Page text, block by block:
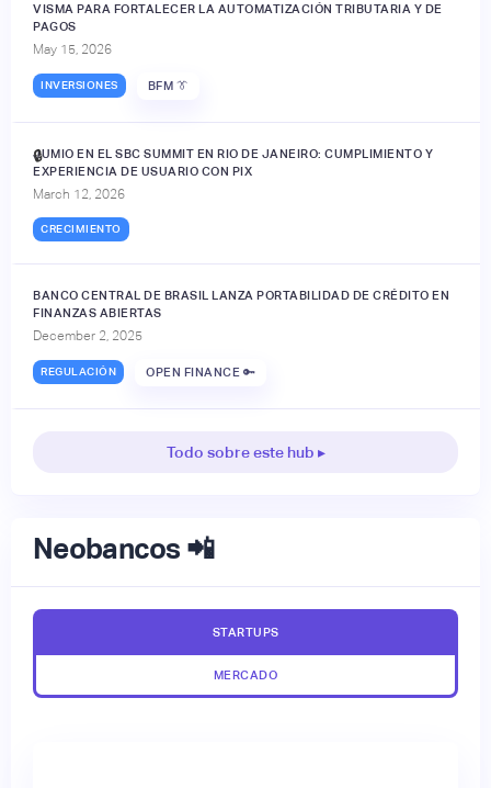
VISMA PARA FORTALECER LA AUTOMATIZACIÓN TRIBUTARIA Y DE
PAGOS
May 15, 2026
INVERSIONES BFM 👔
JUMIO EN EL SBC SUMMIT EN RIO DE JANEIRO: CUMPLIMIENTO Y
EXPERIENCIA DE USUARIO CON PIX
March 12, 2026
CRECIMIENTO
🔒
BANCO CENTRAL DE BRASIL LANZA PORTABILIDAD DE CRÉDITO EN
FINANZAS ABIERTAS
December 2, 2025
REGULACIÓN OPEN FINANCE 🔑
Todo sobre este hub ▸
Neobancos 📲
STARTUPS
MERCADO